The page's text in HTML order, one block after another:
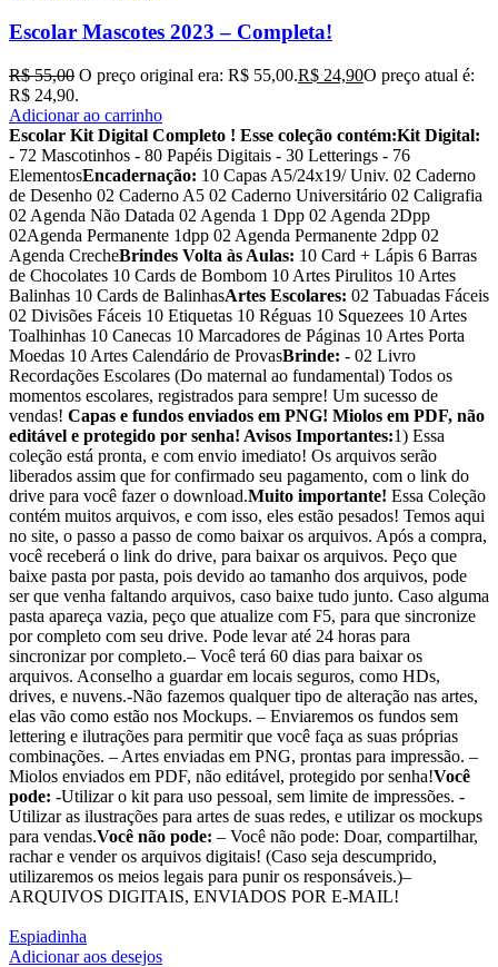
Escolar Mascotes 2023 – Completa!
R$55,00 O preço original era: R$ 55,00.R$ 24,90O preço atual é:
R$ 24,90.
Adicionar ao carrinho
Escolar Kit Digital Completo ! Esse coleção contém:Kit Digital:
- 72 Mascotinhos - 80 Papéis Digitais - 30 Letterings - 76
ElementosEncadernação: 10 Capas A5/24x19/ Univ. 02 Caderno
de Desenho 02 Caderno A5 02 Caderno Universitário 02 Caligrafia
02 Agenda Não Datada 02 Agenda 1 Dpp 02 Agenda 2Dpp
02Agenda Permanente 1dpp 02 Agenda Permanente 2dpp 02
Agenda CrecheBrindes Volta às Aulas: 10 Card + Lápis 6 Barras
de Chocolates 10 Cards de Bombom 10 Artes Pirulitos 10 Artes
Balinhas 10 Cards de BalinhasArtes Escolares: 02 Tabuadas Fáceis
02 Divisões Fáceis 10 Etiquetas 10 Réguas 10 Squezees 10 Artes
Toalhinhas 10 Canecas 10 Marcadores de Páginas 10 Artes Porta
Moedas 10 Artes Calendário de ProvasBrinde: - 02 Livro
Recordações Escolares (Do maternal ao fundamental) Todos os
momentos escolares, registrados para sempre! Um sucesso de
vendas! Capas e fundos enviados em PNG! Miolos em PDF, não
editável e protegido por senha! Avisos Importantes:1) Essa
coleção está pronta, e com envio imediato! Os arquivos serão
liberados assim que for confirmado seu pagamento, com o link do
drive para você fazer o download.Muito importante! Essa Coleção
contém muitos arquivos, e com isso, eles estão pesados! Temos aqui
no site, o passo a passo de como baixar os arquivos. Após a compra,
você receberá o link do drive, para baixar os arquivos. Peço que
baixe pasta por pasta, pois devido ao tamanho dos arquivos, pode
ser que venha faltando arquivos, caso baixe tudo junto. Caso alguma
pasta apareça vazia, peço que atualize com F5, para que sincronize
por completo com seu drive. Pode levar até 24 horas para
sincronizar por completo.– Você terá 60 dias para baixar os
arquivos. Aconselho a guardar em locais seguros, como HDs,
drives, e nuvens.-Não fazemos qualquer tipo de alteração nas artes,
elas vão como estão nos Mockups. – Enviaremos os fundos sem
lettering e ilutrações para permitir que você faça as suas próprias
combinações. – Artes enviadas em PNG, prontas para impressão. –
Miolos enviados em PDF, não editável, protegido por senha!Você
pode: -Utilizar o kit para uso pessoal, sem limite de impressões. -
Utilizar as ilustrações para artes de suas redes, e utilizar os mockups
para vendas.Você não pode: – Você não pode: Doar, compartilhar,
rachar e vender os arquivos digitais! (Caso seja descumprido,
utilizaremos os meios legais para punir os responsáveis.)–
ARQUIVOS DIGITAIS, ENVIADOS POR E-MAIL!
Espiadinha
Adicionar aos desejos